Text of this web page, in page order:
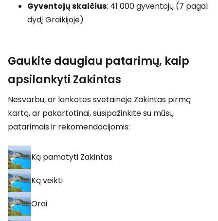
Gyventojų skaičius: 41 000 gyventojų (7 pagal
dydį Graikijoje)
Gaukite daugiau patarimų, kaip
apsilankyti Zakintas
Nesvarbu, ar lankotės svetainėje Zakintas pirmą
kartą, ar pakartotinai, susipažinkite su mūsų
patarimais ir rekomendacijomis:
Ką pamatyti Zakintas
Ką veikti
Orai